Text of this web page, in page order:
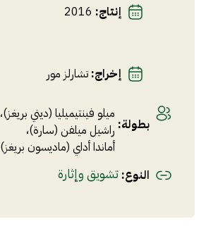
إنتاج:
2016
إخراج: تشارلز مور
بطولة:
ميلو فينتيميليا (ديني بريغز)،
راشيل ميلفن (سارة)،
أماندا أداي (ماديسون بريغز)
النوع: تشويق وإثارة